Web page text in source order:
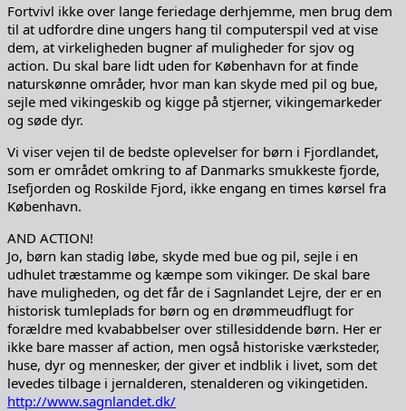
Fortvivl ikke over lange feriedage derhjemme, men brug dem
til at udfordre dine ungers hang til computerspil ved at vise
dem, at virkeligheden bugner af muligheder for sjov og
action. Du skal bare lidt uden for København for at finde
naturskønne områder, hvor man kan skyde med pil og bue,
sejle med vikingeskib og kigge på stjerner, vikingemarkeder
og søde dyr.
Vi viser vejen til de bedste oplevelser for børn i Fjordlandet,
som er området omkring to af Danmarks smukkeste fjorde,
Isefjorden og Roskilde Fjord, ikke engang en times kørsel fra
København.
AND ACTION!
Jo, børn kan stadig løbe, skyde med bue og pil, sejle i en
udhulet træstamme og kæmpe som vikinger. De skal bare
have muligheden, og det får de i Sagnlandet Lejre, der er en
historisk tumleplads for børn og en drømmeudflugt for
forældre med kvababbelser over stillesiddende børn. Her er
ikke bare masser af action, men også historiske værksteder,
huse, dyr og mennesker, der giver et indblik i livet, som det
levedes tilbage i jernalderen, stenalderen og vikingetiden.
http://www.sagnlandet.dk/